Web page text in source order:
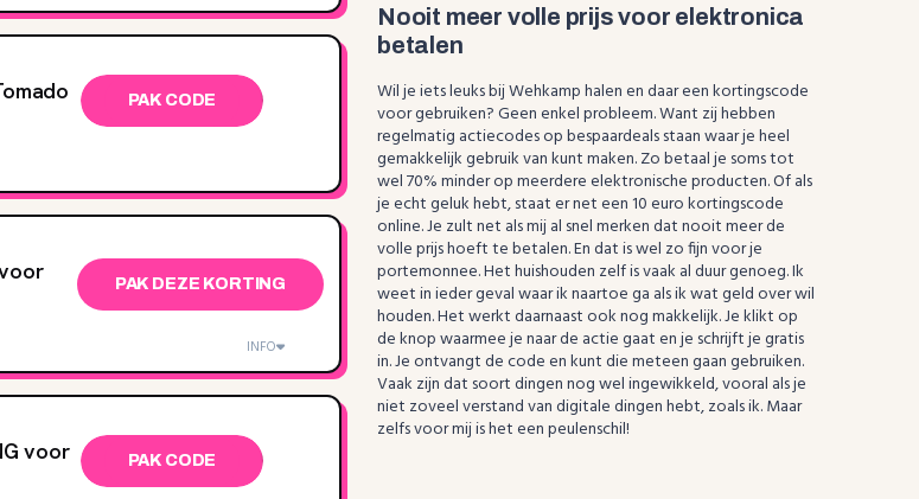
PAK CODE
PAK DEZE KORTING
INFO
voor
PAK CODE
Nooit meer volle prijs voor elektronica
betalen
Wil je iets leuks bij Wehkamp halen en daar een kortingscode
voor gebruiken? Geen enkel probleem. Want zij hebben
regelmatig actiecodes op bespaardeals staan waar je heel
gemakkelijk gebruik van kunt maken. Zo betaal je soms tot
wel 70% minder op meerdere elektronische producten. Of als
je echt geluk hebt, staat er net een 10 euro kortingscode
online. Je zult net als mij al snel merken dat nooit meer de
volle prijs hoeft te betalen. En dat is wel zo fijn voor je
portemonnee. Het huishouden zelf is vaak al duur genoeg. Ik
weet in ieder geval waar ik naartoe ga als ik wat geld over wil
houden. Het werkt daarnaast ook nog makkelijk. Je klikt op
de knop waarmee je naar de actie gaat en je schrijft je gratis
in. Je ontvangt de code en kunt die meteen gaan gebruiken.
Vaak zijn dat soort dingen nog wel ingewikkeld, vooral als je
niet zoveel verstand van digitale dingen hebt, zoals ik. Maar
zelfs voor mij is het een peulenschil!